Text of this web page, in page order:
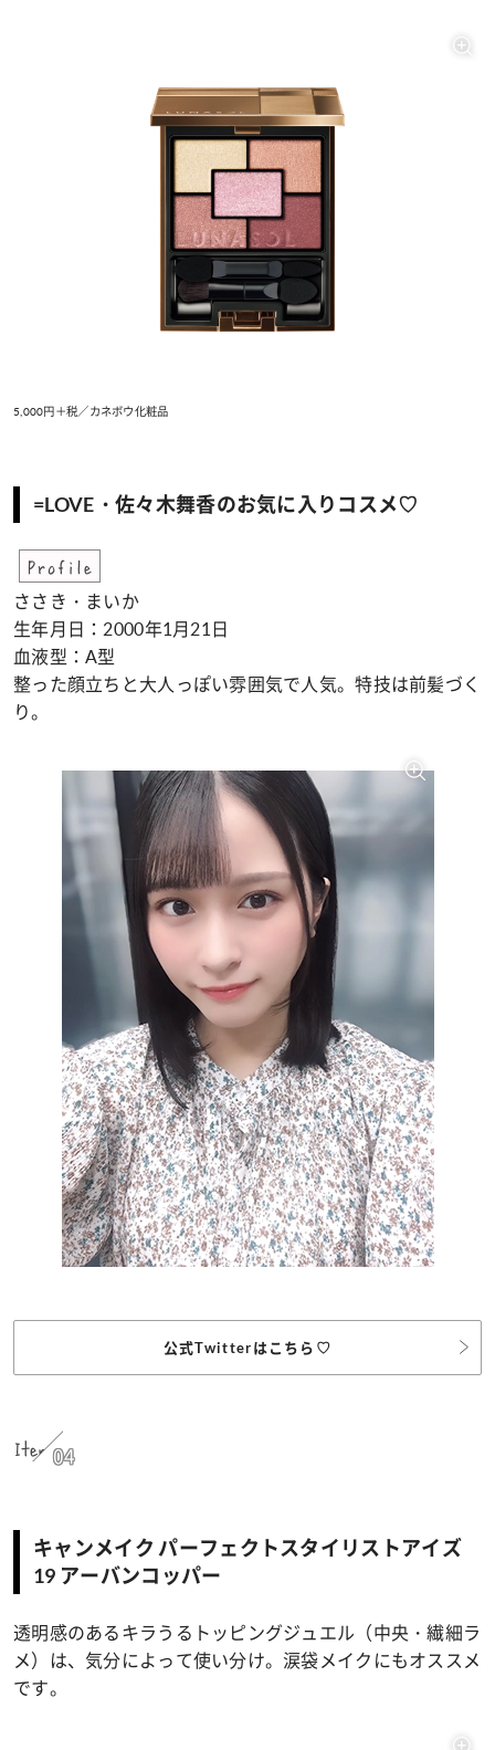
5,000円＋税／カネボウ化粧品
=LOVE・佐々木舞香のお気に入りコスメ♡
Profile
ささき・まいか
生年月日：2000年1月21日
血液型：A型
整った顔立ちと大人っぽい雰囲気で人気。特技は前髪づく
り。
公式Twitterはこちら♡
Item 04
キャンメイク パーフェクトスタイリストアイズ
19 アーバンコッパー
透明感のあるキラうるトッピングジュエル（中央・繊細ラ
メ）は、気分によって使い分け。涙袋メイクにもオススメ
です。